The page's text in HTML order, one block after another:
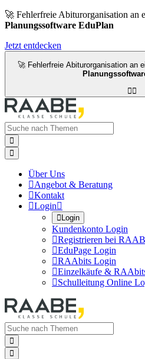
🚀 Fehlerfreie Abiturorganisation an
Planungssoftware EduPlan
Jetzt entdecken
🚀 Fehlerfreie Abiturorganisation an



Über Uns
Angebot & Beratung
Kontakt
Login
Login
Kundenkonto Login
Registrieren bei
EduPage Login
RAAbits Login
Einzelkäufe &
Schulleitung Online

